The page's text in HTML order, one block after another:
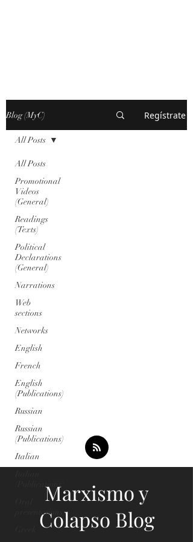
Blog (MyC) Regístrate
All Posts
Promotional
Videos
(General)
Readings
(Texts)
Political
Declarations
(General)
Narrations
Web
sections
Networks
English
French
English
(Publications)
Russian
Russian
(Publications)
Italian
(Publications)
presentations
All Posts
Marxismo y
Colapso Blog